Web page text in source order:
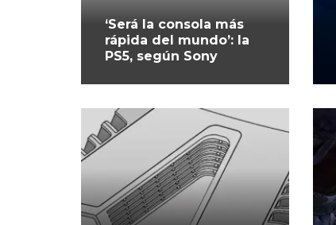
‘Será la consola más
rápida del mundo’: la
PS5, según Sony